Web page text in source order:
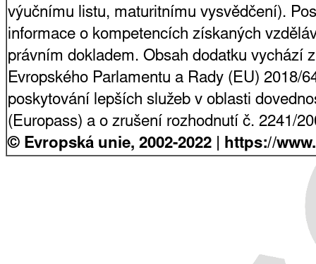
výučnímu listu, maturitnímu vysvědčení).
informace o kompetencích získaných
právním dokladem. Obsah dodatku vychází
Evropského Parlamentu a Rady (EU) 2018/
poskytování lepších služeb v oblasti
(Europass) a o zrušení rozhodnutí č. 2241/
© Evropská unie, 2002-2022 | https://